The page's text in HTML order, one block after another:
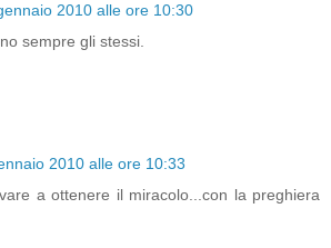
2010 alle ore 10:30
sempre gli stessi.
2010 alle ore 10:33
a ottenere il miracolo...con la preghiera